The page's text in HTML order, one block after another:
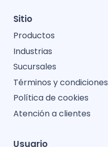
Sitio
Productos
Industrias
Sucursales
Términos y condiciones
Política de cookies
Atención a clientes
Usuario